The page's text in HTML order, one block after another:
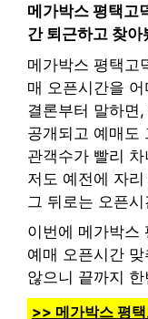
메가박스 평택고
간 퇴근하고 찾아
메가박스 평택고
매 오픈시간을
결론부터 말하면
공개되고 예매도
관객수가 빨리
저도 예전에 자
그 뒤로는 오픈
이번에 메가박스
예매 오픈시간
않으니 끝까지
>> 메가박스 평